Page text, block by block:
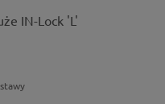
IN-Lock 'L'